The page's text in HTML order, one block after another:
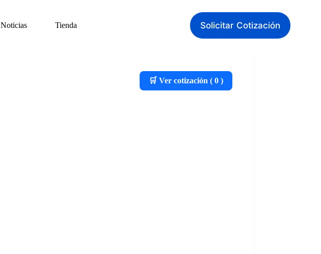
Noticias Tienda Solicitar Cotización
🛒 Ver cotización (0 )